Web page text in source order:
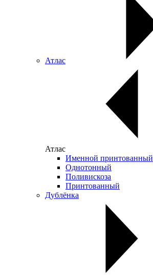
Атлас
Атлас
Именной принтованный
Однотонный
Поливискоза
Принтованный
Дублёнка